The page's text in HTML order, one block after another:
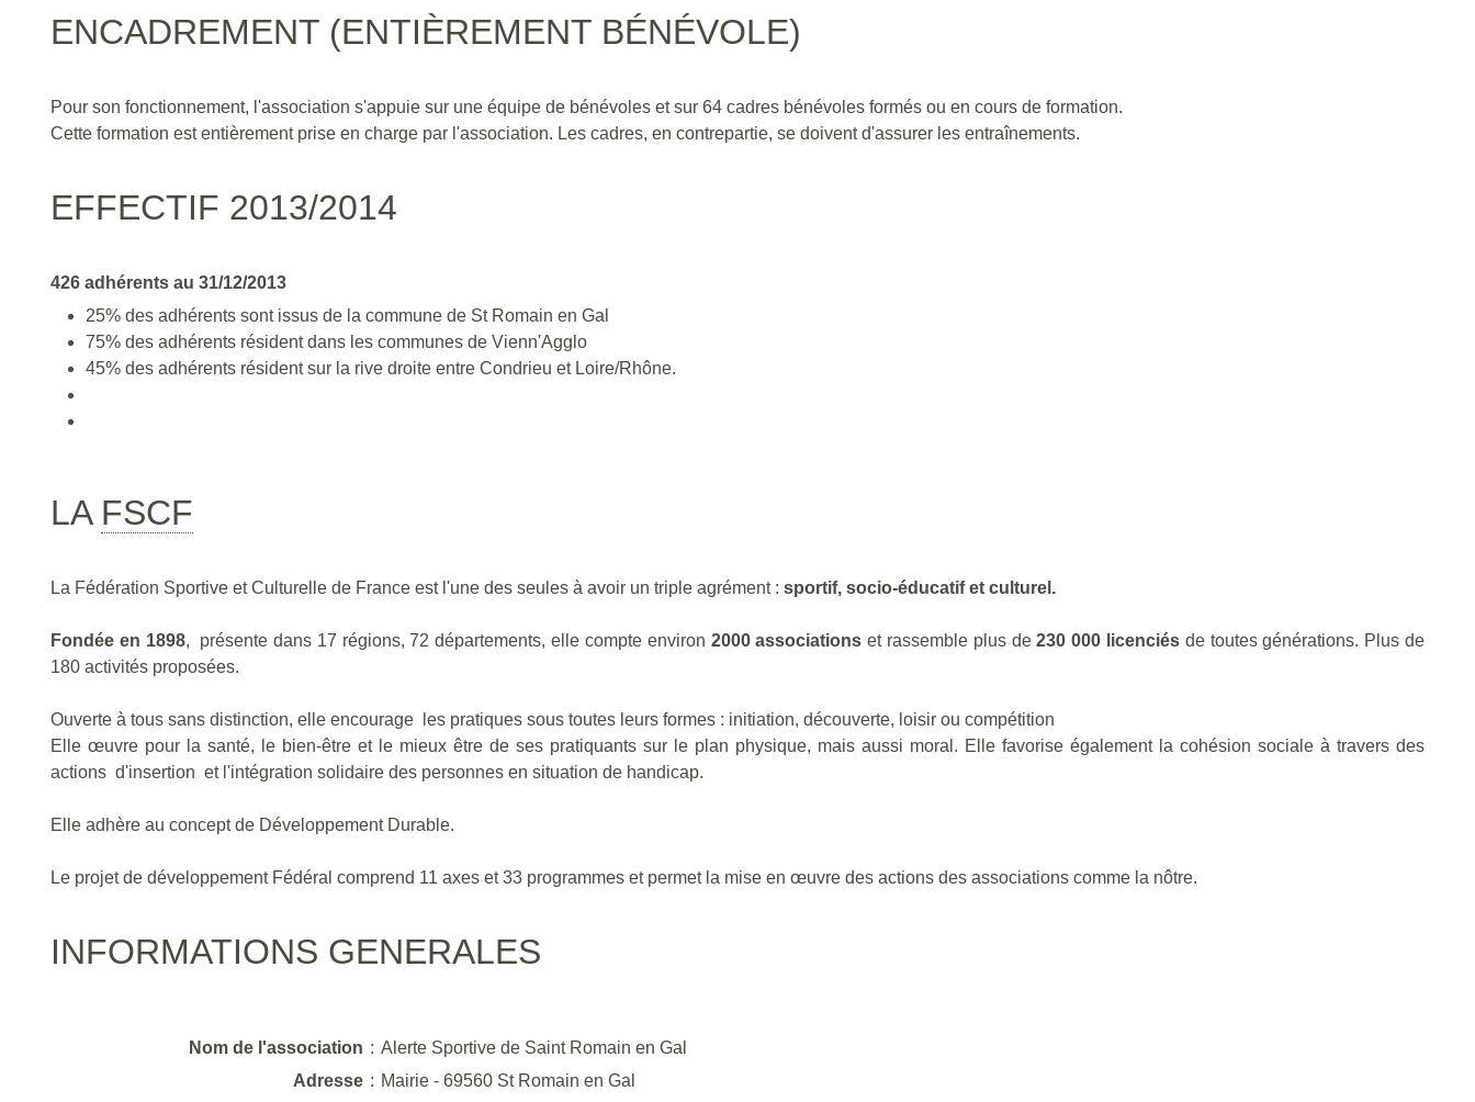
ENCADREMENT (ENTIÈREMENT BÉNÉVOLE)
Pour son fonctionnement, l'association s'appuie sur une équipe de bénévoles et sur 64 cadres bénévoles formés ou en cours de formation.
Cette formation est entièrement prise en charge par l'association. Les cadres, en contrepartie, se doivent d'assurer les entraînements.
EFFECTIF 2013/2014
426 adhérents au 31/12/2013
25% des adhérents sont issus de la commune de St Romain en Gal
75% des adhérents résident dans les communes de Vienn'Agglo
45% des adhérents résident sur la rive droite entre Condrieu et Loire/Rhône.
LA FSCF
La Fédération Sportive et Culturelle de France est l'une des seules à avoir un triple agrément : sportif, socio-éducatif et culturel.
Fondée en 1898, présente dans 17 régions, 72 départements, elle compte environ 2000 associations et rassemble plus de230 000 licenciés de toutes générations. Plus de
180 activités proposées.
Ouverte à tous sans distinction, elle encourage les pratiques sous toutes leurs formes : initiation, découverte, loisir ou compétition
Elle œuvre pour la santé, le bien-être et le mieux être de ses pratiquants sur le plan physique, mais aussi moral. Elle favorise également la cohésion sociale à travers des
actions d'insertion et l'intégration solidaire des personnes en situation de handicap.
Elle adhère au concept de Développement Durable.
Le projet de développement Fédéral comprend 11 axes et 33 programmes et permet la mise en œuvre des actions des associations comme la nôtre.
INFORMATIONS GENERALES
Nom de l'association : Alerte Sportive de Saint Romain en Gal
Adresse : Mairie - 69560 St Romain en Gal